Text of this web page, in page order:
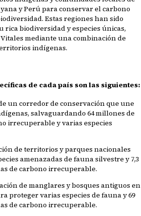
y Perú para conservar el carbono
Estas regiones han sido
rica biodiversidad y especies únicas,
mediante una combinación de
indígenas.
de cada país son las siguientes:
un corredor de conservación que une
salvaguardando 64 millones de
irrecuperable y varias especies
de territorios y parques nacionales
amenazadas de fauna silvestre y 7,3
de carbono irrecuperable.
de manglares y bosques antiguos en
proteger varias especies de fauna y 69
de carbono irrecuperable.